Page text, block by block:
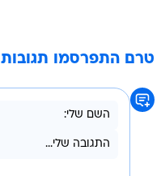
טרם התפרסמו תגובות